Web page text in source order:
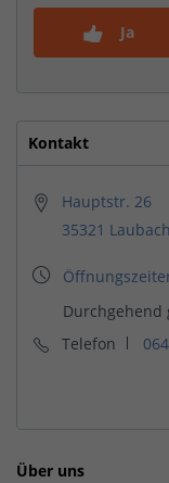
Ja
Kontakt
Hauptstr. 26
35321
Telefon
Über uns